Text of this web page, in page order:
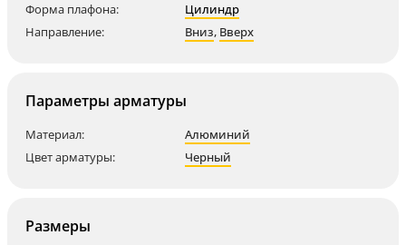
Форма плафона:
Цилиндр
Направление:
Вниз, Вверх
Параметры арматуры
Материал:
Алюминий
Цвет арматуры:
Черный
Размеры